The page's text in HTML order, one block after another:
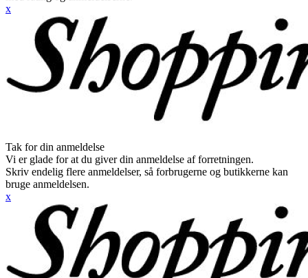
x
Tak for din anmeldelse
Vi er glade for at du giver din anmeldelse af forretningen.
Skriv endelig flere anmeldelser, så forbrugerne og butikkerne kan
bruge anmeldelsen.
x